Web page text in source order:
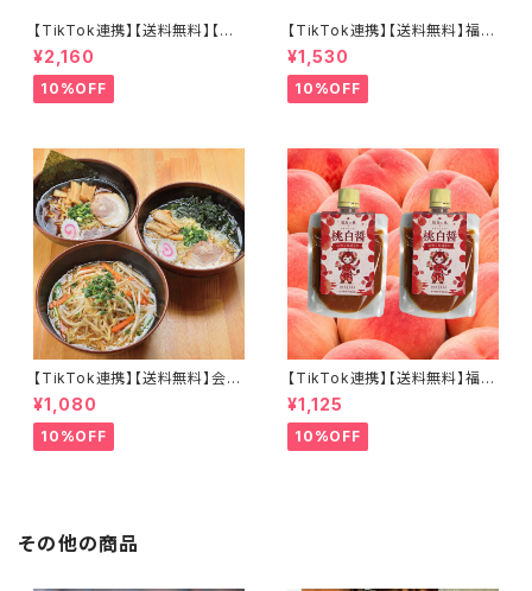
【TikTok連携】【送料無料】【会
津郷土料理革命】 カップこづゆ
５個セット お湯を注いで簡単３
分！
¥2,160
10%OFF
【TikTok連携】【送料無料】福島
の桃、そのまま。 すぅもも×4個
セット とろ～り濃密 常温保存
可能
¥1,530
10%OFF
【TikTok連携】【送料無料】会津
山塩ラーメン 喜多方ラーメン 西
会津味噌ラーメン 会津三大ラー
メン3食セット
¥1,080
10%OFF
【TikTok連携】【送料無料】福島
の桃 桃白醤 麻辣万能調味料2
個セット 無添加 化学調味料不
使用 麻辣湯 中華料理 万能調味
料 会津ブランド館 福島県産桃
¥1,125
10%OFF
その他の商品